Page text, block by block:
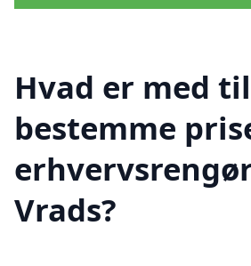
Hvad er med
bestemme
Vrads?